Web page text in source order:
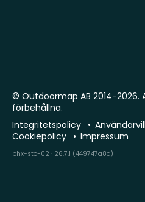
© Outdoormap AB 2014-2026.
förbehållna.
Integritetspolicy
Cookiepolicy
Impressum
phx-sto-02 · 26.7.1 (449747a8c)